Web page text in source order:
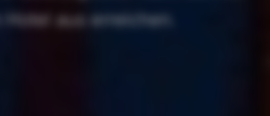
Hotel aus erreichen.